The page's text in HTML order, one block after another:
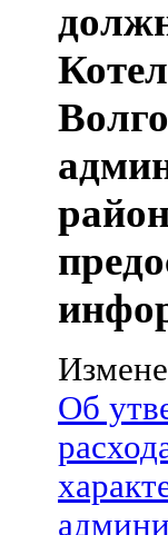
Об